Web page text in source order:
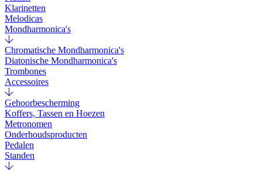
Klarinetten
Melodicas
Mondharmonica's
Chromatische Mondharmonica's
Diatonische Mondharmonica's
Trombones
Accessoires
Gehoorbescherming
Koffers, Tassen en Hoezen
Metronomen
Onderhoudsproducten
Pedalen
Standen